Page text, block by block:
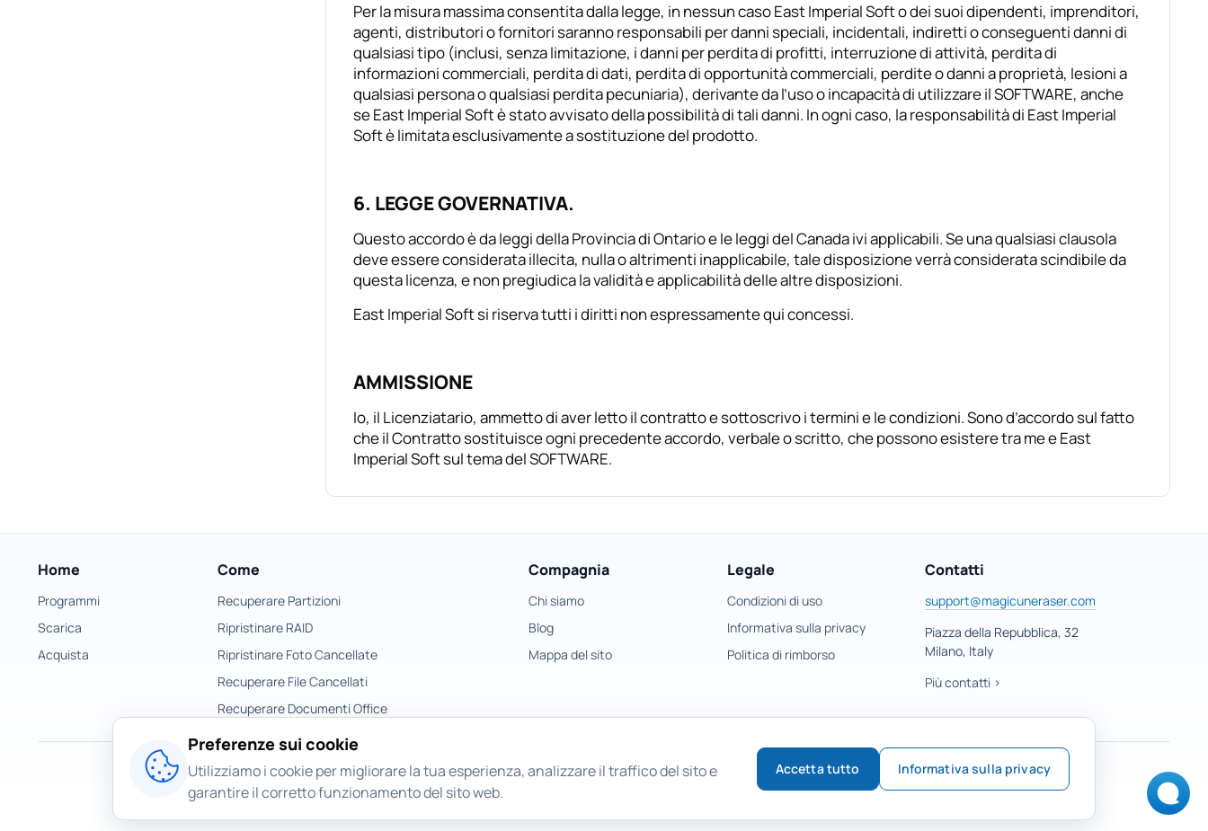
Per la misura massima consentita dalla legge, in nessun caso East Imperial Soft o dei suoi dipendenti, imprenditori,
agenti, distributori o fornitori saranno responsabili per danni speciali, incidentali, indiretti o conseguenti danni di
qualsiasi tipo (inclusi, senza limitazione, i danni per perdita di profitti, interruzione di attività, perdita di
informazioni commerciali, perdita di dati, perdita di opportunità commerciali, perdite o danni a proprietà, lesioni a
qualsiasi persona o qualsiasi perdita pecuniaria), derivante da l’uso o incapacità di utilizzare il SOFTWARE, anche
se East Imperial Soft è stato avvisato della possibilità di tali danni. In ogni caso, la responsabilità di East Imperial
Soft è limitata esclusivamente a sostituzione del prodotto.
6. LEGGE GOVERNATIVA.
Questo accordo è da leggi della Provincia di Ontario e le leggi del Canada ivi applicabili. Se una qualsiasi clausola
deve essere considerata illecita, nulla o altrimenti inapplicabile, tale disposizione verrà considerata scindibile da
questa licenza, e non pregiudica la validità e applicabilità delle altre disposizioni.
East Imperial Soft si riserva tutti i diritti non espressamente qui concessi.
AMMISSIONE
Io, il Licenziatario, ammetto di aver letto il contratto e sottoscrivo i termini e le condizioni. Sono d’accordo sul fatto
che il Contratto sostituisce ogni precedente accordo, verbale o scritto, che possono esistere tra me e East
Imperial Soft sul tema del SOFTWARE.
Home
Programmi
Scarica
Acquista
Come
Recuperare Partizioni
Ripristinare RAID
Ripristinare Foto Cancellate
Recuperare File Cancellati
Recuperare Documenti Office
Compagnia
Chi siamo
Blog
Mappa del sito
Legale
Condizioni di uso
Informativa sulla privacy
Politica di rimborso
Contatti
support@magicuneraser.com
Piazza della Repubblica, 32
Milano, Italy
Più contatti >
Preferenze sui cookie
Utilizziamo i cookie per migliorare la tua esperienza, analizzare il traffico del sito e
garantire il corretto funzionamento del sito web.
Accetta tutto Informativa sulla privacy